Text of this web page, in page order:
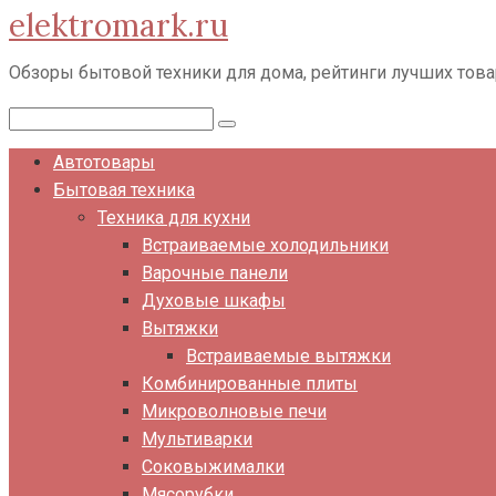
Перейти
к
контенту
elektromark.ru
Обзоры бытовой техники для дома, рейтинги лучших
Автотовары
Бытовая техника
Техника для кухни
Встраиваемые холодильники
Варочные панели
Духовые шкафы
Вытяжки
Встраиваемые вытяжки
Комбинированные плиты
Микроволновые печи
Мультиварки
Соковыжималки